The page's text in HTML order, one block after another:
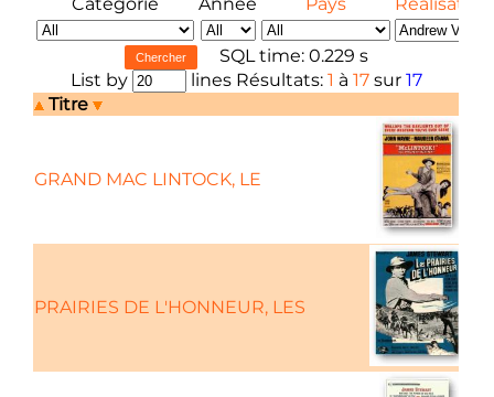
SQL time: 0.229 s
List by
lines Résultats: 1 à 17sur 17
Titre
GRAND MAC LINTOCK, LE
PRAIRIES DE L'HONNEUR, LES